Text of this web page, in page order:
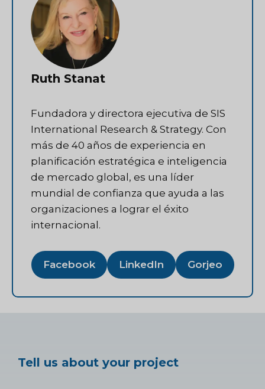
Ruth Stanat
Fundadora y directora ejecutiva de SIS
International Research & Strategy. Con
más de 40 años de experiencia en
planificación estratégica e inteligencia
de mercado global, es una líder
mundial de confianza que ayuda a las
organizaciones a lograr el éxito
internacional.
Facebook LinkedIn Gorjeo
Tell us about your project